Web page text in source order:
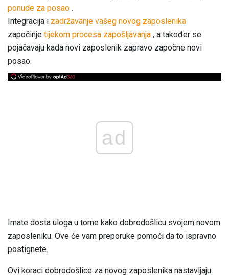
ponude za posao .
Integracija i zadržavanje vašeg novog zaposlenika
započinje tijekom procesa zapošljavanja , a također se
pojačavaju kada novi zaposlenik zapravo započne novi
posao.
ad
Imate dosta uloga u tome kako dobrodošlicu svojem novom
zaposleniku. Ove će vam preporuke pomoći da to ispravno
postignete.
Ovi koraci dobrodošlice za novog zaposlenika nastavljaju